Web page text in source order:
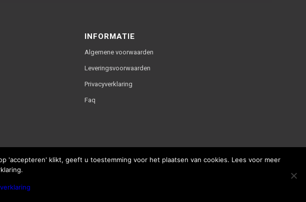
INFORMATIE
Algemene voorwaarden
Leveringsvoorwaarden
Privacyverklaring
Faq
'accepteren' klikt, geeft u toestemming voor het plaatsen van cookies. Lees voor meer